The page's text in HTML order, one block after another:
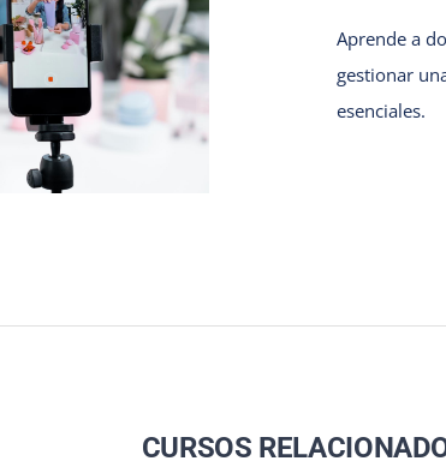
Aprende a
gestionar
esenciales.
CURSOS